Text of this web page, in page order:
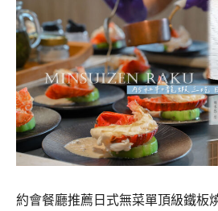
約會餐廳推薦日式無菜單頂級鐵板